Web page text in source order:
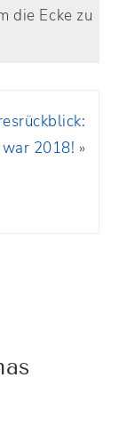
die Ecke zu
war 2018! »